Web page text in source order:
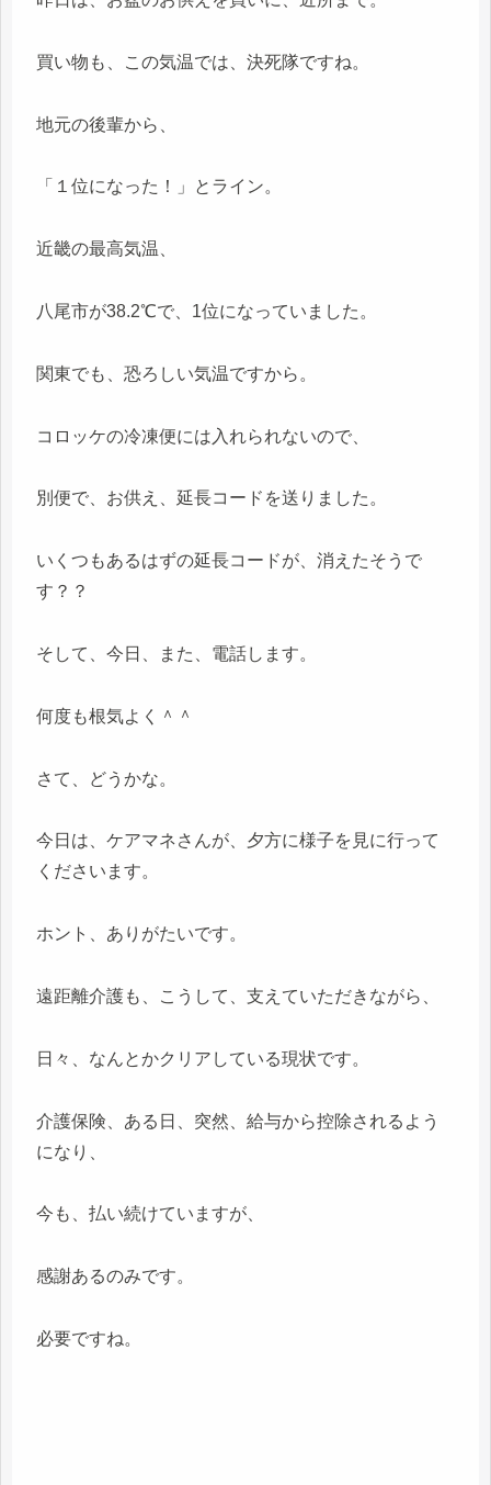
買い物も、この気温では、決死隊ですね。
地元の後輩から、
「１位になった！」とライン。
近畿の最高気温、
八尾市が38.2℃で、1位になっていました。
関東でも、恐ろしい気温ですから。
コロッケの冷凍便には入れられないので、
別便で、お供え、延長コードを送りました。
いくつもあるはずの延長コードが、消えたそうで
す？？
そして、今日、また、電話します。
何度も根気よく＾＾
さて、どうかな。
今日は、ケアマネさんが、夕方に様子を見に行って
くださいます。
ホント、ありがたいです。
遠距離介護も、こうして、支えていただきながら、
日々、なんとかクリアしている現状です。
介護保険、ある日、突然、給与から控除されるよう
になり、
今も、払い続けていますが、
感謝あるのみです。
必要ですね。